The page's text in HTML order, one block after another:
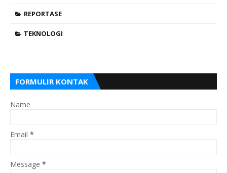
REPORTASE
TEKNOLOGI
FORMULIR KONTAK
Name
Email *
Message *